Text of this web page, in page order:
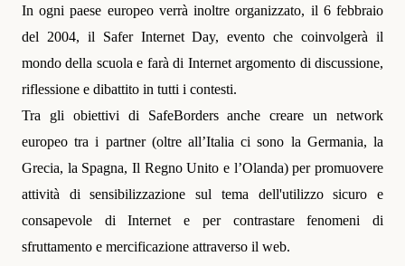
In ogni paese europeo verrà inoltre organizzato, il 6 febbraio
del 2004, il Safer Internet Day, evento che coinvolgerà il
mondo della scuola e farà di Internet argomento di discussione,
riflessione e dibattito in tutti i contesti.
Tra gli obiettivi di SafeBorders anche creare un network
europeo tra i partner (oltre all’Italia ci sono la Germania, la
Grecia, la Spagna, Il Regno Unito e l’Olanda) per promuovere
attività di sensibilizzazione sul tema dell'utilizzo sicuro e
consapevole di Internet e per contrastare fenomeni di
sfruttamento e mercificazione attraverso il web.